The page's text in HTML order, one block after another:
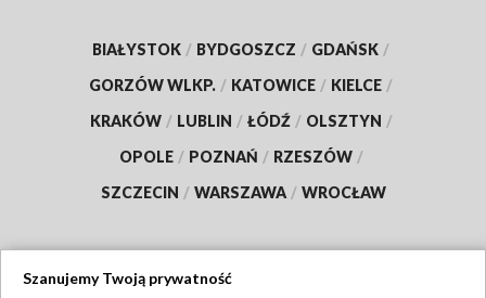
BIAŁYSTOK / BYDGOSZCZ / GDAŃSK /
GORZÓW WLKP. / KATOWICE / KIELCE /
KRAKÓW / LUBLIN / ŁÓDŹ / OLSZTYN /
OPOLE / POZNAŃ / RZESZÓW /
SZCZECIN / WARSZAWA / WROCŁAW
Szanujemy Twoją prywatność